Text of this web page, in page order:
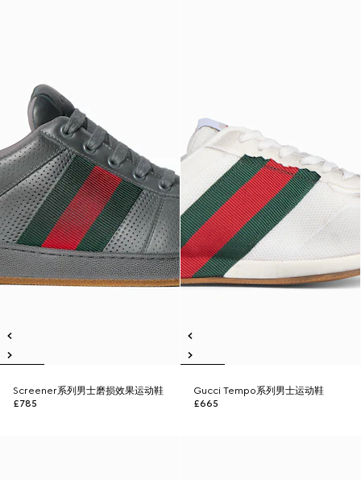
Screener系列男士磨损效果运动鞋
£785
Gucci Tempo系列男士运动鞋
£665